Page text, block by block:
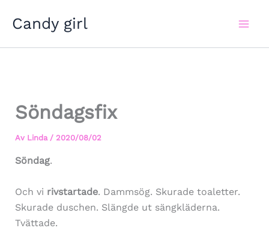
Candy girl
Söndagsfix
Av Linda / 2020/08/02
Söndag.
Och vi rivstartade. Dammsög. Skurade toaletter.
Skurade duschen. Slängde ut sängkläderna.
Tvättade.